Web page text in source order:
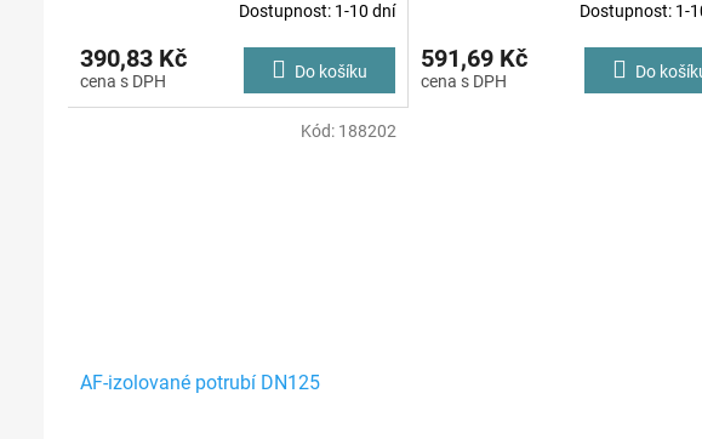
Dostupnost: 1-10 dní
390,83 Kč Do košíku
Dostupnost: 1-
591,69 Kč Do
AF-izolované potrubí DN125
Kód: 188202